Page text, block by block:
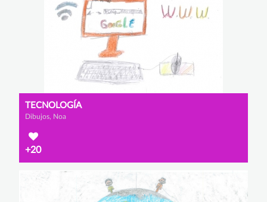
TECNOLOGÍA
Dibujos, Noa
+20